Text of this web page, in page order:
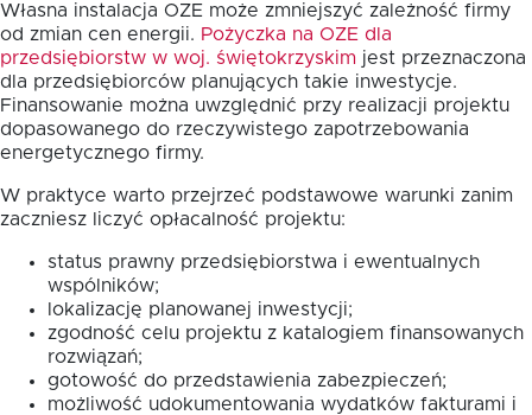
Własna instalacja OZE może zmniejszyć zależność firmy
od zmian cen energii. Pożyczka na OZE dla
przedsiębiorstw w woj. świętokrzyskim jest przeznaczona
dla przedsiębiorców planujących takie inwestycje.
Finansowanie można uwzględnić przy realizacji projektu
dopasowanego do rzeczywistego zapotrzebowania
energetycznego firmy.
W praktyce warto przejrzeć podstawowe warunki zanim
zaczniesz liczyć opłacalność projektu:
status prawny przedsiębiorstwa i ewentualnych
wspólników;
lokalizację planowanej inwestycji;
zgodność celu projektu z katalogiem finansowanych
rozwiązań;
gotowość do przedstawienia zabezpieczeń;
możliwość udokumentowania wydatków fakturami i